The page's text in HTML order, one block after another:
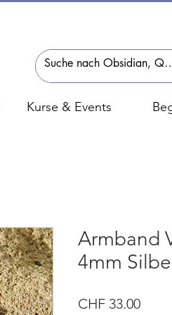
Kurse & Events
Armband
4mm
CHF 33.00Preis